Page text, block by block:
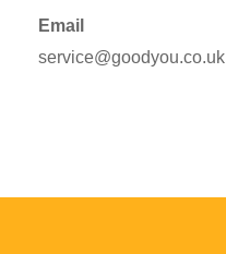
Email
service@goodyou.co.uk